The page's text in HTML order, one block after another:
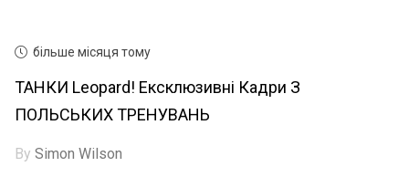
більше місяця тому
ТАНКИ Leopard! Ексклюзивні Кадри З
ПОЛЬСЬКИХ ТРЕНУВАНЬ
BySimon Wilson